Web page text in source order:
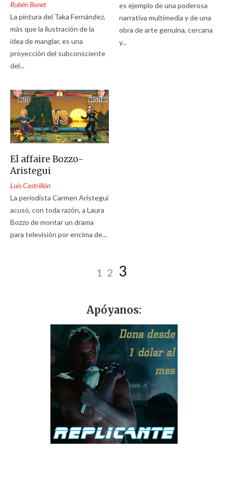
Rubén Bonet
La pintura del Taka Fernández,
más que la ilustración de la
idea de manglar, es una
proyección del subconsciente
del...
es ejemplo de una poderosa
narrativa multimedia y de una
obra de arte genuina, cercana
y...
El affaire Bozzo-
Aristegui
Luis Castrillón
La periodista Carmen Aristegui
acusó, con toda razón, a Laura
Bozzo de montar un drama
para televisión por encima de...
1 2 3
Apóyanos: